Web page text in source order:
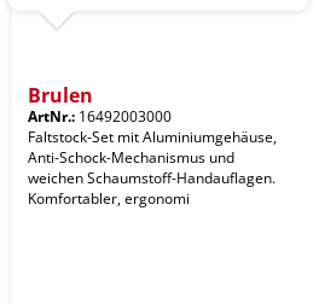
Brulen
ArtNr.: 16492003000
Faltstock-Set mit Aluminiumgehäuse,
Anti-Schock-Mechanismus und
weichen Schaumstoff-Handauflagen.
Komfortabler, ergonomi